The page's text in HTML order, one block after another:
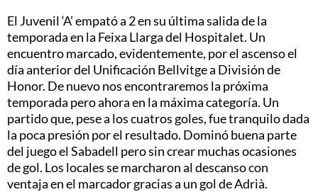
El Juvenil ‘A’ empató a 2 en su última salida de la
temporada en la Feixa Llarga del Hospitalet. Un
encuentro marcado, evidentemente, por el ascenso el
día anterior del Unificación Bellvitge a División de
Honor. De nuevo nos encontraremos la próxima
temporada pero ahora en la máxima categoría. Un
partido que, pese a los cuatros goles, fue tranquilo dada
la poca presión por el resultado. Dominó buena parte
del juego el Sabadell pero sin crear muchas ocasiones
de gol. Los locales se marcharon al descanso con
ventaja en el marcador gracias a un gol de Adrià.